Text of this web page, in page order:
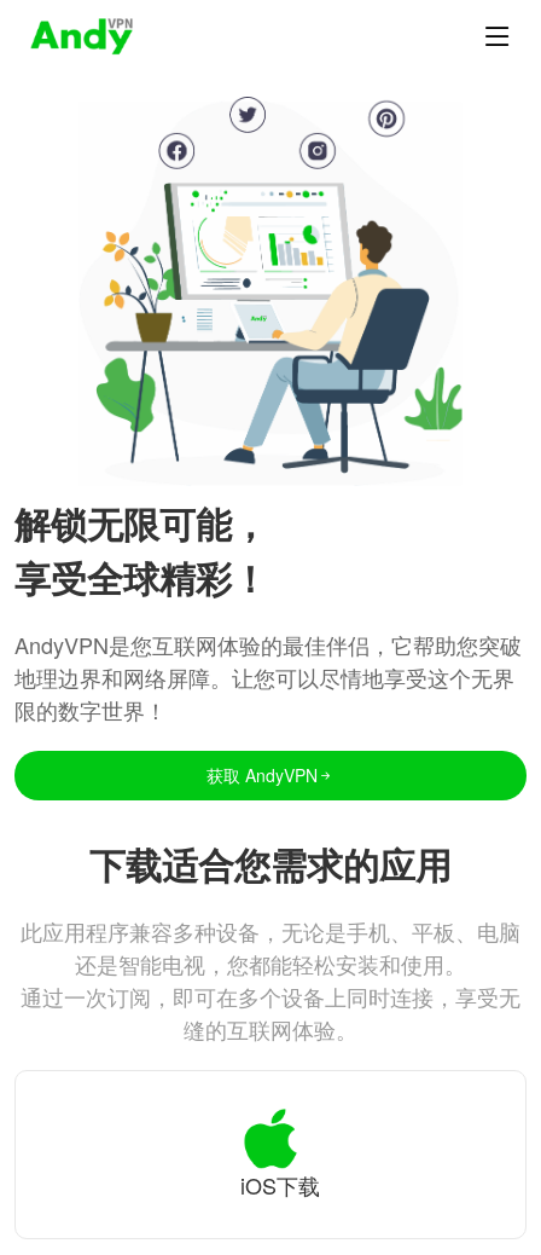
解锁无限可能，
享受全球精彩！
AndyVPN是您互联网体验的最佳伴侣，它帮助您突破
地理边界和网络屏障。让您可以尽情地享受这个无界
限的数字世界！
获取 AndyVPN
下载适合您需求的应用
此应用程序兼容多种设备，无论是手机、平板、电脑
还是智能电视，您都能轻松安装和使用。
通过一次订阅，即可在多个设备上同时连接，享受无
缝的互联网体验。
iOS下载